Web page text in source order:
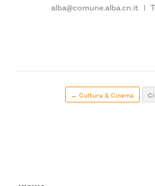
alba@comune.alba.cn.it |
← Cultura & Cinema